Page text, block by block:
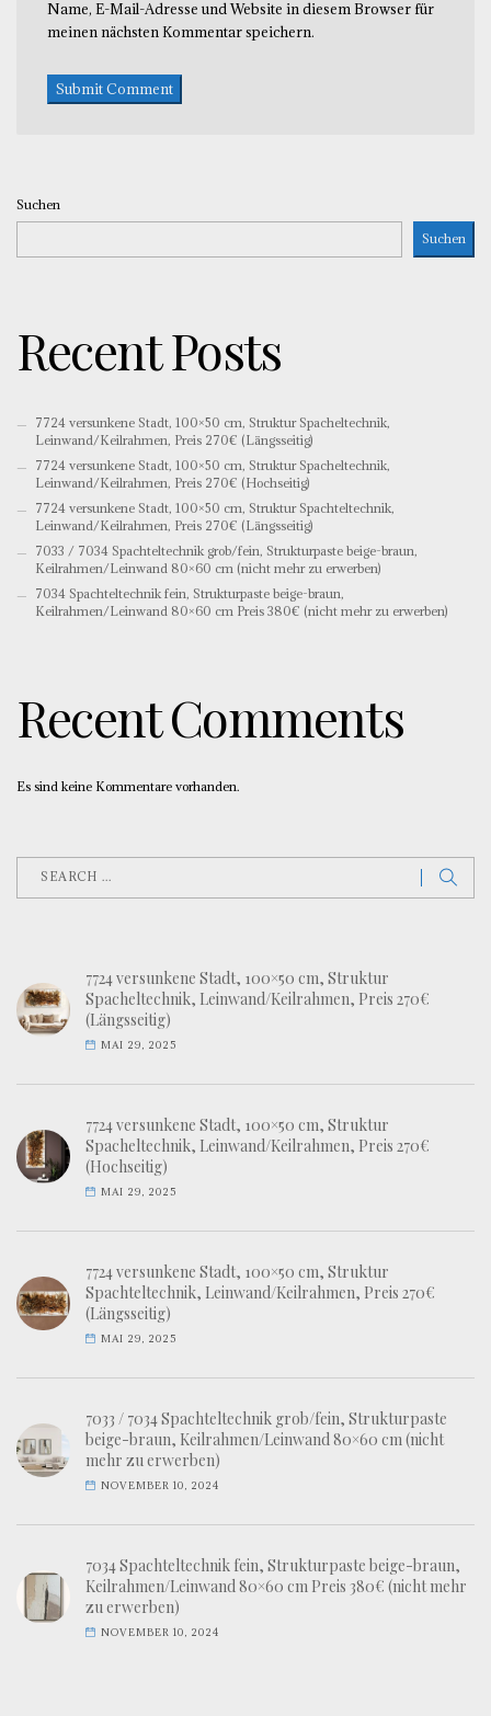
Name, E-Mail-Adresse und Website in diesem Browser für
meinen nächsten Kommentar speichern.
Suchen
Suchen
Recent Posts
7724 versunkene Stadt, 100×50 cm, Struktur Spacheltechnik,
Leinwand/Keilrahmen, Preis 270€ (Längsseitig)
7724 versunkene Stadt, 100×50 cm, Struktur Spacheltechnik,
Leinwand/Keilrahmen, Preis 270€ (Hochseitig)
7724 versunkene Stadt, 100×50 cm, Struktur Spachteltechnik,
Leinwand/Keilrahmen, Preis 270€ (Längsseitig)
7033 / 7034 Spachteltechnik grob/fein, Strukturpaste beige-braun,
Keilrahmen/Leinwand 80×60 cm (nicht mehr zu erwerben)
7034 Spachteltechnik fein, Strukturpaste beige-braun,
Keilrahmen/Leinwand 80×60 cm Preis 380€ (nicht mehr zu erwerben)
Recent Comments
Es sind keine Kommentare vorhanden.
7724 versunkene Stadt, 100×50 cm, Struktur
Spacheltechnik, Leinwand/Keilrahmen, Preis 270€
(Längsseitig)
MAI 29, 2025
7724 versunkene Stadt, 100×50 cm, Struktur
Spacheltechnik, Leinwand/Keilrahmen, Preis 270€
(Hochseitig)
MAI 29, 2025
7724 versunkene Stadt, 100×50 cm, Struktur
Spachteltechnik, Leinwand/Keilrahmen, Preis 270€
(Längsseitig)
MAI 29, 2025
7033 / 7034 Spachteltechnik grob/fein, Strukturpaste
beige-braun, Keilrahmen/Leinwand 80×60 cm (nicht
mehr zu erwerben)
NOVEMBER 10, 2024
7034 Spachteltechnik fein, Strukturpaste beige-braun,
Keilrahmen/Leinwand 80×60 cm Preis 380€ (nicht mehr
zu erwerben)
NOVEMBER 10, 2024